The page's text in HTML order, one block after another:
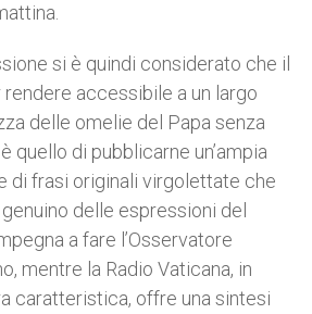
si è quindi considerato che il
accessibile a un largo
delle omelie del Papa senza
quello di pubblicarne un’ampia
di frasi originali virgolettate che
delle espressioni del
a fare l’Osservatore
mentre la Radio Vaticana, in
caratteristica, offre una sintesi